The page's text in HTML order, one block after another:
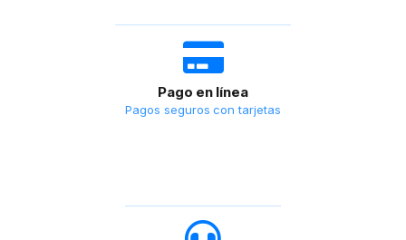
Pago en línea
Pagos seguros con tarjetas